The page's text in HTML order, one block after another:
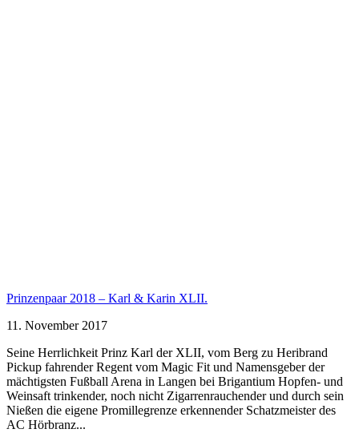
Prinzenpaar 2018 – Karl & Karin XLII.
11. November 2017
Seine Herrlichkeit Prinz Karl der XLII, vom Berg zu Heribrand
Pickup fahrender Regent vom Magic Fit und Namensgeber der
mächtigsten Fußball Arena in Langen bei Brigantium Hopfen- und
Weinsaft trinkender, noch nicht Zigarrenrauchender und durch sein
Nießen die eigene Promillegrenze erkennender Schatzmeister des
AC Hörbranz...